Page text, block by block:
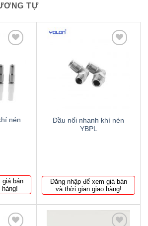
TỰ
to
wishlist
nén
giá bán
wishlist
Đầu nối nhanh khí nén
YBPL
Đăng nhập để xem giá bán
và thời gian giao hàng!